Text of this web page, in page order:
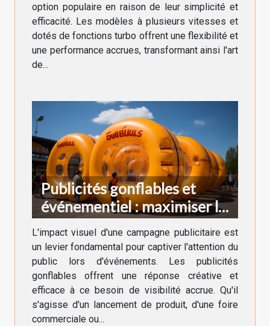
option populaire en raison de leur simplicité et
efficacité. Les modèles à plusieurs vitesses et
dotés de fonctions turbo offrent une flexibilité et
une performance accrues, transformant ainsi l'art
de...
Publicités gonflables et
événementiel : maximiser la
visibilité
L'impact visuel d'une campagne publicitaire est
un levier fondamental pour captiver l'attention du
public lors d'événements. Les publicités
gonflables offrent une réponse créative et
efficace à ce besoin de visibilité accrue. Qu'il
s'agisse d'un lancement de produit, d'une foire
commerciale ou...